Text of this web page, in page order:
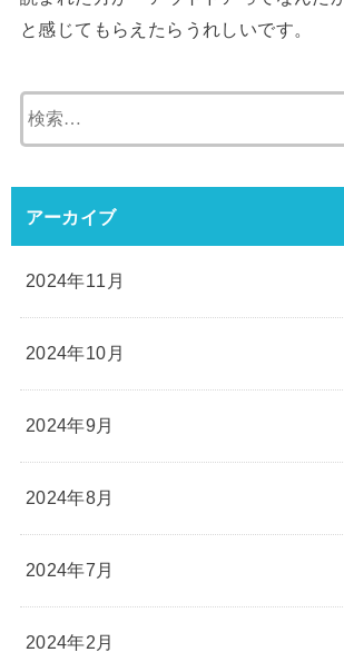
と感じてもらえたらうれしいです。
索:
アーカイブ
2024年11月
2024年10月
2024年9月
2024年8月
2024年7月
2024年2月